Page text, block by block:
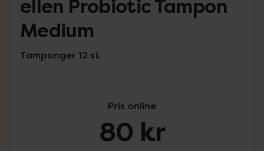
ellen Probiotic Tampon
Medium
Tamponger 12 st
Pris online
80 kr